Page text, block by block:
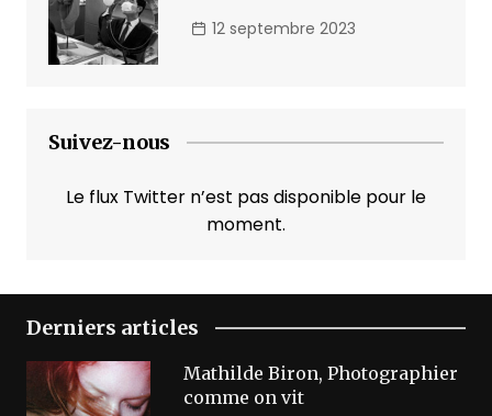
12 septembre 2023
Suivez-nous
Le flux Twitter n’est pas disponible pour le
moment.
Derniers articles
Mathilde Biron, Photographier
comme on vit